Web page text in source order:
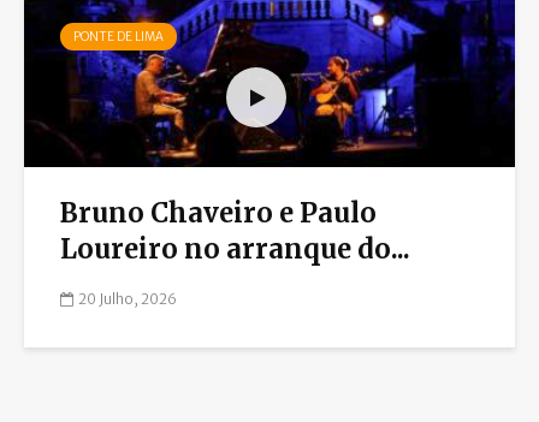
PONTE DE LIMA
Bruno Chaveiro e Paulo
Loureiro no arranque do...
20 Julho, 2026